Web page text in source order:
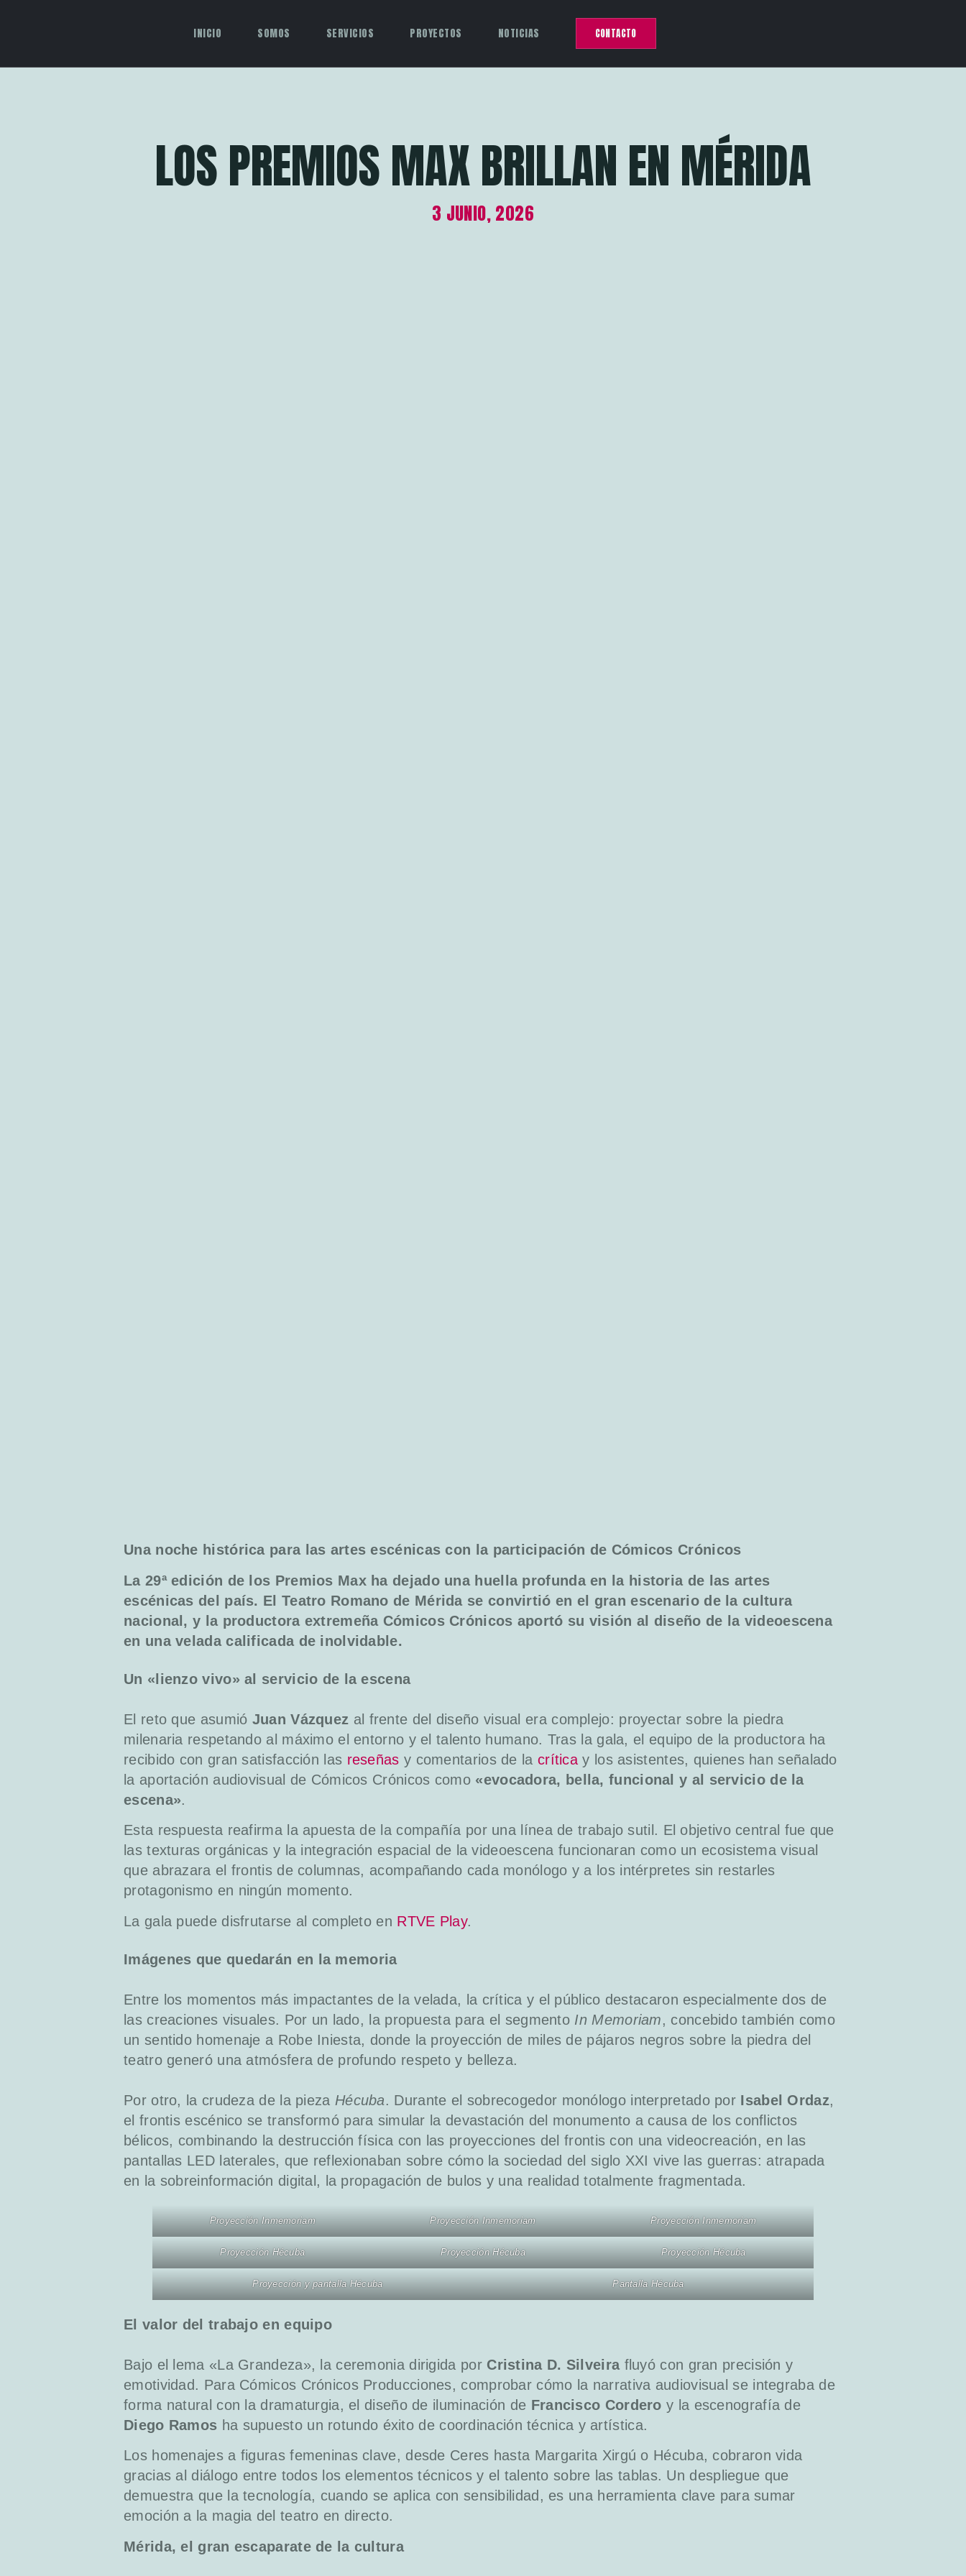
INICIO SOMOS SERVICIOS PROYECTOS NOTICIAS CONTACTO
LOS PREMIOS MAX BRILLAN EN MÉRIDA
3 JUNIO, 2026
Una noche histórica para las artes escénicas con la participación de Cómicos Crónicos
La 29ª edición de los Premios Max ha dejado una huella profunda en la historia de las artes
escénicas del país. El Teatro Romano de Mérida se convirtió en el gran escenario de la cultura
nacional, y la productora extremeña Cómicos Crónicos aportó su visión al diseño de la videoescena
en una velada calificada de inolvidable.
Un «lienzo vivo» al servicio de la escena
El reto que asumió Juan Vázquez al frente del diseño visual era complejo: proyectar sobre la piedra
milenaria respetando al máximo el entorno y el talento humano. Tras la gala, el equipo de la productora ha
recibido con gran satisfacción las reseñas y comentarios de la crítica y los asistentes, quienes han señalado
la aportación audiovisual de Cómicos Crónicos como «evocadora, bella, funcional y al servicio de la
escena».
Esta respuesta reafirma la apuesta de la compañía por una línea de trabajo sutil. El objetivo central fue que
las texturas orgánicas y la integración espacial de la videoescena funcionaran como un ecosistema visual
que abrazara el frontis de columnas, acompañando cada monólogo y a los intérpretes sin restarles
protagonismo en ningún momento.
La gala puede disfrutarse al completo en RTVE Play.
Imágenes que quedarán en la memoria
Entre los momentos más impactantes de la velada, la crítica y el público destacaron especialmente dos de
las creaciones visuales. Por un lado, la propuesta para el segmento In Memoriam, concebido también como
un sentido homenaje a Robe Iniesta, donde la proyección de miles de pájaros negros sobre la piedra del
teatro generó una atmósfera de profundo respeto y belleza.
Por otro, la crudeza de la pieza Hécuba. Durante el sobrecogedor monólogo interpretado por Isabel Ordaz,
el frontis escénico se transformó para simular la devastación del monumento a causa de los conflictos
bélicos, combinando la destrucción física con las proyecciones del frontis con una videocreación, en las
pantallas LED laterales, que reflexionaban sobre cómo la sociedad del siglo XXI vive las guerras: atrapada
en la sobreinformación digital, la propagación de bulos y una realidad totalmente fragmentada.
Proyección Inmemoriam Proyección Inmemoriam Proyección Inmemoriam
Proyección Hécuba Proyección Hécuba Proyección Hécuba
Proyección y pantalla Hécuba Pantalla Hécuba
El valor del trabajo en equipo
Bajo el lema «La Grandeza», la ceremonia dirigida por Cristina D. Silveirafluyó con gran precisión y
emotividad. Para Cómicos Crónicos Producciones, comprobar cómo la narrativa audiovisual se integraba de
forma natural con la dramaturgia, el diseño de iluminación de Francisco Cordero y la escenografía de
Diego Ramos ha supuesto un rotundo éxito de coordinación técnica y artística.
Los homenajes a figuras femeninas clave, desde Ceres hasta Margarita Xirgú o Hécuba, cobraron vida
gracias al diálogo entre todos los elementos técnicos y el talento sobre las tablas. Un despliegue que
demuestra que la tecnología, cuando se aplica con sensibilidad, es una herramienta clave para sumar
emoción a la magia del teatro en directo.
Mérida, el gran escaparate de la cultura